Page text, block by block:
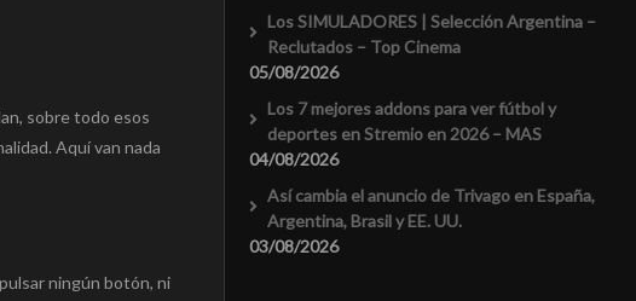
sobre todo esos
Aquí­ van nada
ningún botón, ni
Los SIMULADORES | Selección Argentina –
Reclutados – Top Cinema
05/08/2026
Los 7 mejores addons para ver fútbol y
deportes en Stremio en 2026 – MAS
04/08/2026
Así cambia el anuncio de Trivago en España,
Argentina, Brasil y EE. UU.
03/08/2026